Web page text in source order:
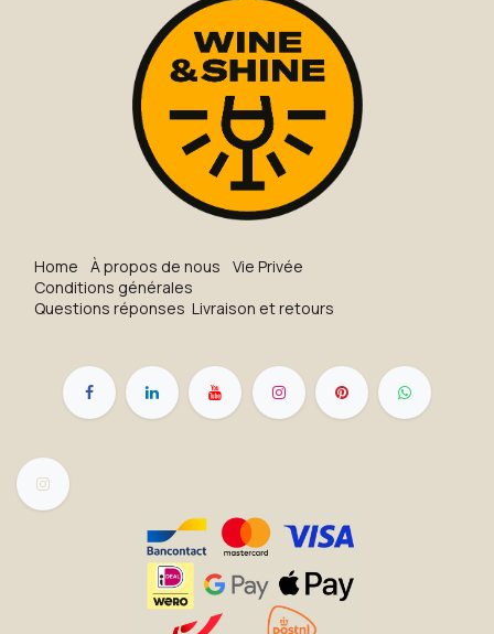
H​o​me À propos de nous
Vie Privée
Conditions générales
Questions réponses Livraison et retours